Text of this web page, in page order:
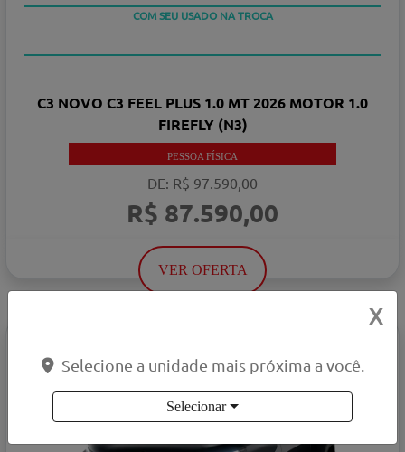
C3 NOVO C3 FEEL PLUS 1.0 MT 2026 MOTOR 1.0
FIREFLY (N3)
PESSOA FÍSICA
DE: R$ 97.590,00
R$ 87.590,00
VER OFERTA
X
Selecione a unidade mais próxima a você.
Selecionar